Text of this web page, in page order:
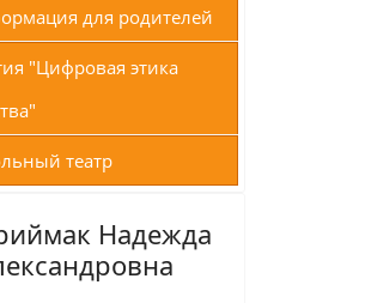
для родителей
"Цифровая этика
театр
Надежда